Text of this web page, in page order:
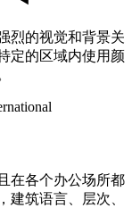
烈的视觉和背景关
定的区域内使用颜
在各个办公场所都
建筑语言、层次、